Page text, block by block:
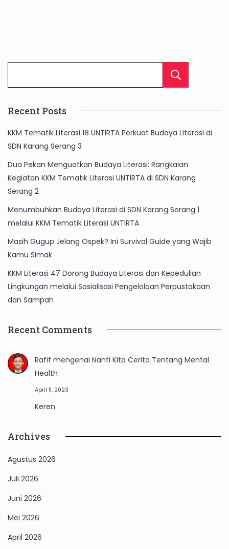
Recent Posts
KKM Tematik Literasi 18 UNTIRTA Perkuat Budaya Literasi di
SDN Karang Serang 3
Dua Pekan Menguatkan Budaya Literasi: Rangkaian
Kegiatan KKM Tematik Literasi UNTIRTA di SDN Karang
Serang 2
Menumbuhkan Budaya Literasi di SDN Karang Serang 1
melalui KKM Tematik Literasi UNTIRTA
Masih Gugup Jelang Ospek? Ini Survival Guide yang Wajib
Kamu Simak
KKM Literasi 47 Dorong Budaya Literasi dan Kepedulian
Lingkungan melalui Sosialisasi Pengelolaan Perpustakaan
dan Sampah
Recent Comments
Rafif mengenai Nanti Kita Cerita Tentang Mental
Health
April 11, 2023
Keren
Archives
Agustus 2026
Juli 2026
Juni 2026
Mei 2026
April 2026